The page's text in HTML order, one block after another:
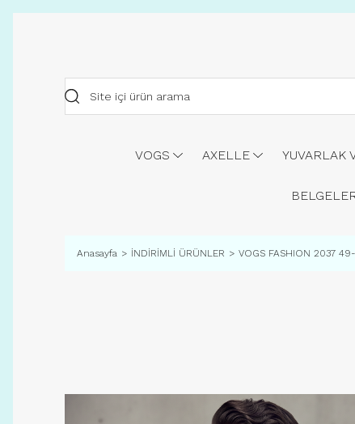
VOGS AXELLE YUVARLAK
Anasayfa İNDİRİMLİ ÜRÜNLER VOGS FASHION 2037 49-